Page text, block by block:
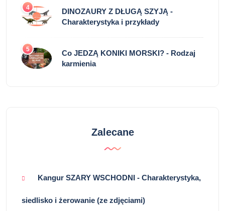
4
DINOZAURY Z DŁUGĄ SZYJĄ -
Charakterystyka i przykłady
5
Co JEDZĄ KONIKI MORSKI? - Rodzaj
karmienia
Zalecane
Kangur SZARY WSCHODNI - Charakterystyka,
siedlisko i żerowanie (ze zdjęciami)